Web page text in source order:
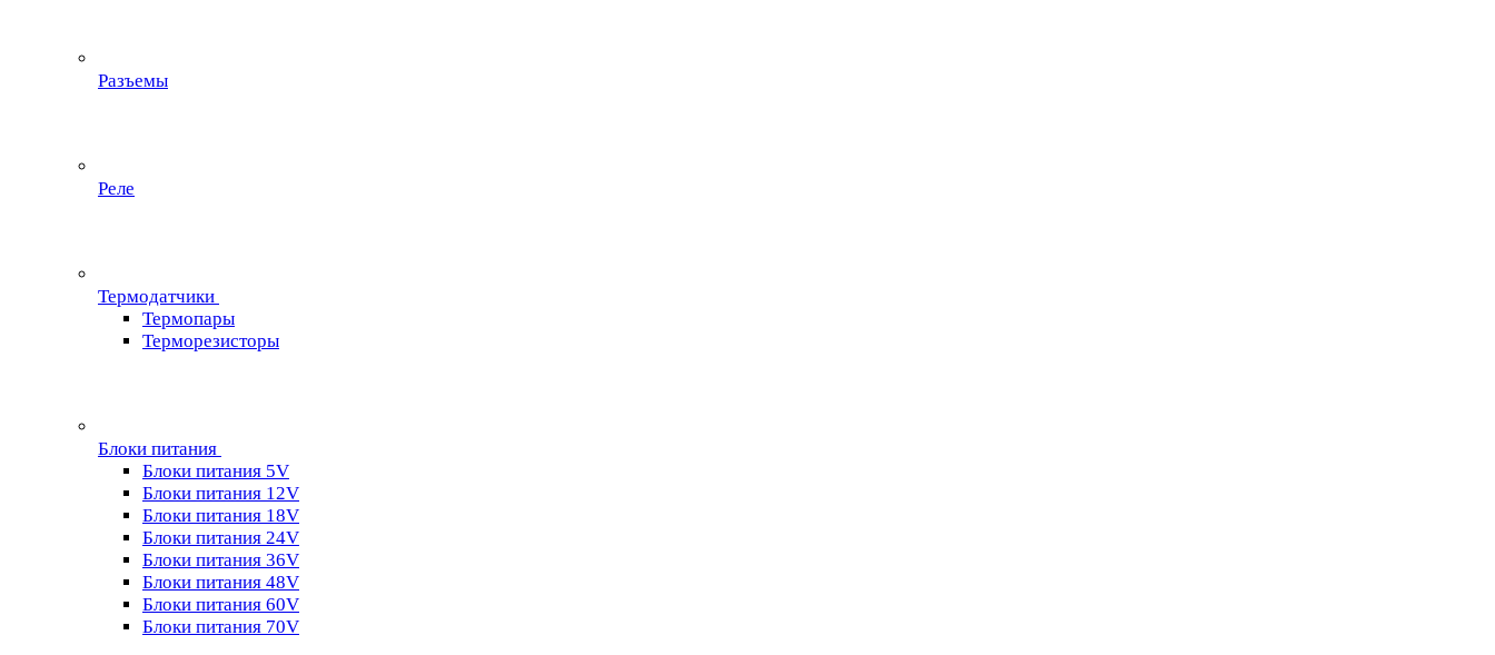
Разъемы
Реле
Термодатчики
Термопары
Терморезисторы
Блоки питания
Блоки питания 5V
Блоки питания 12V
Блоки питания 18V
Блоки питания 24V
Блоки питания 36V
Блоки питания 48V
Блоки питания 60V
Блоки питания 70V